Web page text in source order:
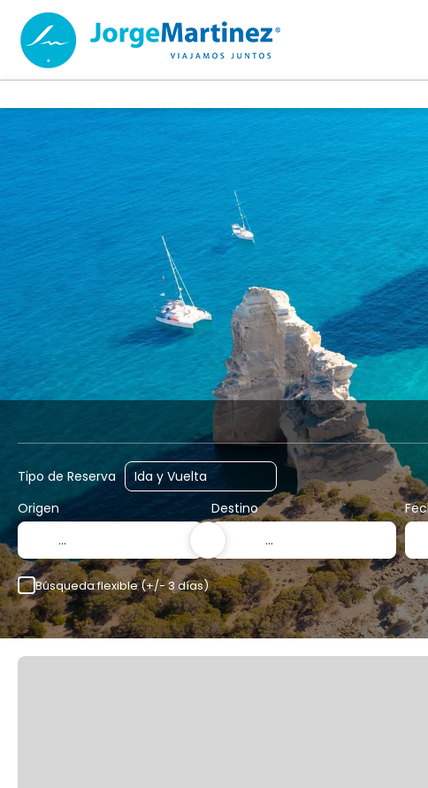
Vuelo+Hotel Hotel
Tipo de Reserva
Origen
Destino
Búsqueda flexible (+/- 3 días)